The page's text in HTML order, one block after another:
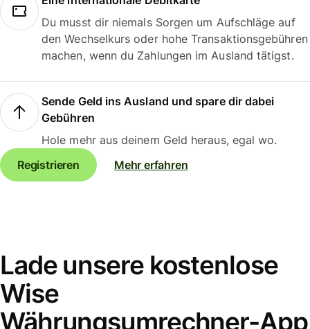
Du musst dir niemals Sorgen um Aufschläge auf
den Wechselkurs oder hohe Transaktionsgebühren
machen, wenn du Zahlungen im Ausland tätigst.
Sende Geld ins Ausland und spare dir dabei
Gebühren
Hole mehr aus deinem Geld heraus, egal wo.
Registrieren
Mehr erfahren
Lade unsere kostenlose
Wise
Währungsumrechner-App